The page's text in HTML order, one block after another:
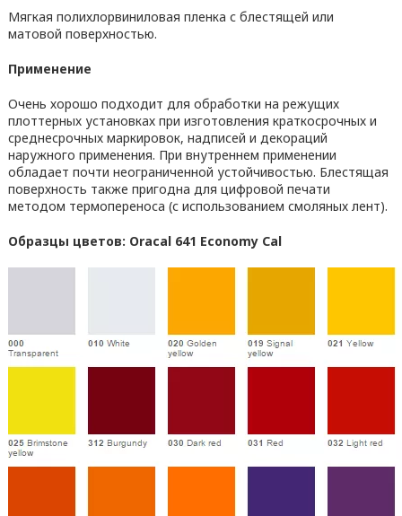
Мягкая полихлорвиниловая пленка с блестящей или
матовой поверхностью.
Применение
Очень хорошо подходит для обработки на режущих
плоттерных установках при изготовления краткосрочных и
среднесрочных маркировок, надписей и декораций
наружного применения. При внутреннем применении
обладает почти неограниченной устойчивостью. Блестящая
поверхность также пригодна для цифровой печати
методом термопереноса (с использованием смоляных лент).
Образцы цветов: Oracal 641 Economy Cal